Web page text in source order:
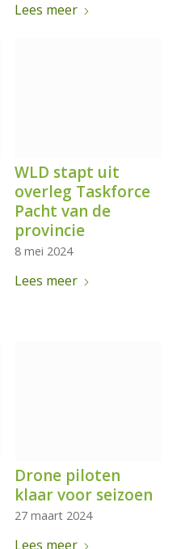
Lees meer
WLD stapt uit
overleg Taskforce
Pacht van de
provincie
8 mei 2024
Lees meer
Drone piloten
klaar voor seizoen
27 maart 2024
Lees meer